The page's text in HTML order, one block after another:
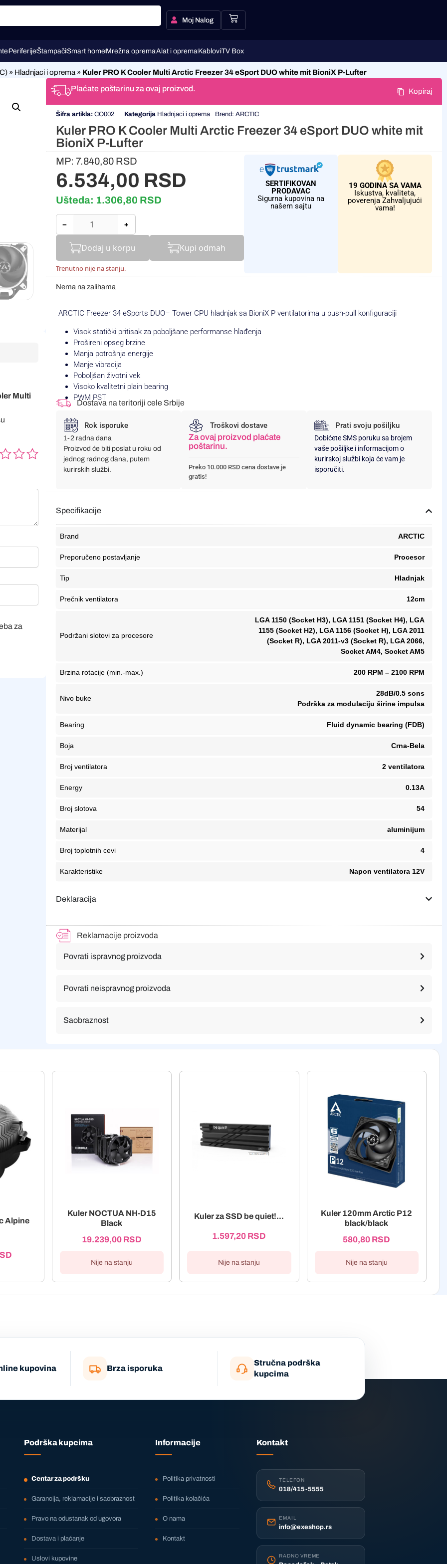
Moj Nalog
PeriferijeŠtampačiSmart homeMrežna opremaAlat i opremaKabloviTV Box
» Hladnjaci i oprema » Kuler PRO K Cooler Multi Arctic Freezer 34 eSport DUO white mit BioniX P-Lufter
Multi
za
Plaćate poštarinu za ovaj proizvod. Kopiraj
Šifra artikla: CO002 Kategorija Hladnjaci i oprema Brend: ARCTIC
Kuler PRO K Cooler Multi Arctic Freezer 34 eSport DUO white mit
BioniX P-Lufter
MP: 7.840,80 RSD
6.534,00 RSD
Ušteda: 1.306,80 RSD
− +
Dodaj u korpu Kupi odmah
Trenutno nije na stanju.
SERTIFIKOVAN
PRODAVAC
Sigurna kupovina na
našem sajtu
19 GODINA SA VAMA
Iskustva, kvaliteta,
poverenja Zahvaljujući
vama!
Nema na zalihama
ARCTIC Freezer 34 eSports DUO– Tower CPU hladnjak sa BioniX P ventilatorima u push-pull konfiguraciji
Visok statički pritisak za poboljšane performanse hlađenja
Prošireni opseg brzine
Manja potrošnja energije
Manje vibracija
Poboljšan životni vek
Visoko kvalitetni plain bearing
PWM PST
Dostava na teritoriji cele Srbije
Rok isporuke
1-2 radna dana
Proizvod će biti poslat u roku od
jednog radnog dana, putem
kurirskih službi.
Troškovi dostave
Za ovaj proizvod plaćate
poštarinu.
Preko 10.000 RSD cena dostave je
gratis!
Prati svoju pošiljku
Dobićete SMS poruku sa brojem
vaše pošiljke i informacijom o
kurirskoj službi koja će vam je
isporučiti.
Specifikacije
Brand ARCTIC
Preporučeno postavljanje Procesor
Tip Hladnjak
Prečnik ventilatora 12cm
Podržani slotovi za procesore
LGA 1150 (Socket H3), LGA 1151 (Socket H4), LGA
1155 (Socket H2), LGA 1156 (Socket H), LGA 2011
(Socket R), LGA 2011-v3 (Socket R), LGA 2066,
Socket AM4, Socket AM5
Brzina rotacije (min.-max.) 200 RPM – 2100 RPM
Nivo buke
28dB/0.5 sons
Podrška za modulaciju širine impulsa
Bearing Fluid dynamic bearing (FDB)
Boja Crna-Bela
Broj ventilatora 2 ventilatora
Energy 0.13A
Broj slotova 54
Materijal aluminijum
Broj toplotnih cevi 4
Karakteristike Napon ventilatora 12V
Deklaracija
Reklamacije proizvoda
Povrati ispravnog proizvoda
Povrati neispravnog proizvoda
Saobraznost
Alpine
Kuler NOCTUA NH-D15
Black
19.239,00 RSD
Nije na stanju
Kuler za SSD be quiet!...
1.597,20 RSD
Nije na stanju
Kuler 120mm Arctic P12
black/black
580,80 RSD
Nije na stanju
kupovina Brza isporuka
Stručna podrška
kupcima
Podrška kupcima
Centar za podršku
Garancija, reklamacije i saobraznost
Pravo na odustanak od ugovora
Dostava i plaćanje
Uslovi kupovine
Informacije
Politika privatnosti
Politika kolačića
O nama
Kontakt
Kontakt
TELEFON
018/415-5555
EMAIL
info@exeshop.rs
RADNO VREME